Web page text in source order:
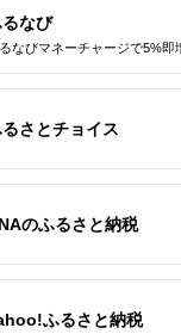
出典：楽天ふるさと納
兵庫県 南あわじ市
ぎ 玉葱 国産 野菜 オ
ニオン つくだに 茎わ
5.0
寄付金額: 3,000円
なび
なびマネーチャージで5%即
さとチョイス
のふるさと納税
ふるさと納税